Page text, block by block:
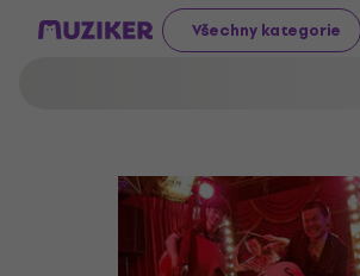
Všechny kategorie